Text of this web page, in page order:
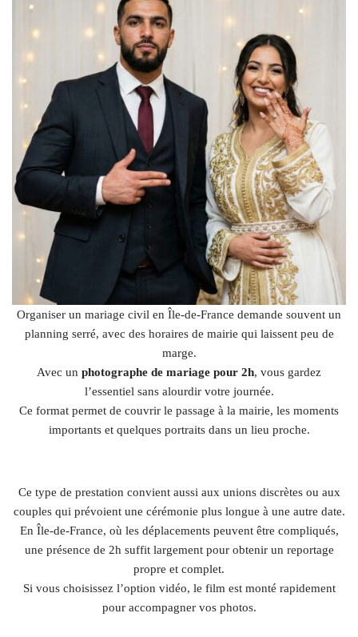
Organiser un mariage civil en Île-de-France demande souvent un
planning serré, avec des horaires de mairie qui laissent peu de
marge.
Avec un photographe de mariage pour 2h, vous gardez
l’essentiel sans alourdir votre journée.
Ce format permet de couvrir le passage à la mairie, les moments
importants et quelques portraits dans un lieu proche.
Ce type de prestation convient aussi aux unions discrètes ou aux
couples qui prévoient une cérémonie plus longue à une autre date.
En Île-de-France, où les déplacements peuvent être compliqués,
une présence de 2h suffit largement pour obtenir un reportage
propre et complet.
Si vous choisissez l’option vidéo, le film est monté rapidement
pour accompagner vos photos.